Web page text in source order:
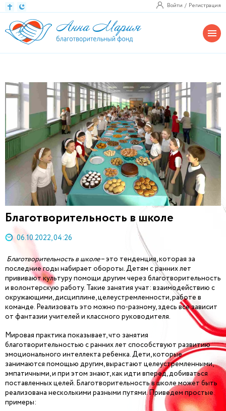
Войти Регистрация
Благотворительность в школе
06.10.2022, 04:26
Благотворительность в школе– это тенденция, которая за
последние годы набирает обороты. Детям с ранних лет
прививают культуру помощи другим через благотворительность
и волонтерскую работу. Такие занятия учат: взаимодействию с
окружающими, дисциплине, целеустремленности, работе в
команде. Реализовать это можно по-разному, здесь все зависит
от фантазии учителей и классного руководителя.
Мировая практика показывает, что занятия
благотворительностью с ранних лет способствуют развитию
эмоционального интеллекта ребенка. Дети, которые
занимаются помощью другим, вырастают целеустремленными,
эмпатичными, и при этом знают, как идти вперед, добиваться
поставленных целей. Благотворительность в школе может быть
реализована несколькими разными путями. Приведем простые
примеры: